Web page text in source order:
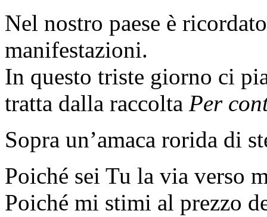
Nel nostro paese è
manifestazioni.
In questo triste giorno ci
tratta dalla raccolta Per
Sopra un’amaca rorida di
Poiché sei Tu la via verso
Poiché mi stimi al prezzo